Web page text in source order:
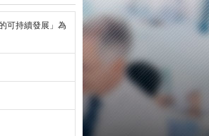
可持續發展」為